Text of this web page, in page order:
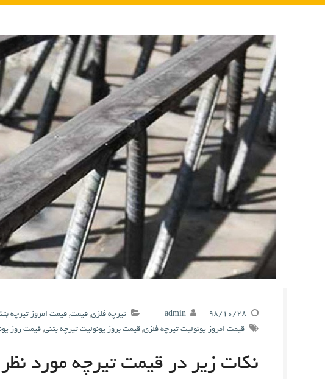
۹۸/۱۰/۲۸ admin تیرچه فلزی,قیمت,قیمت امروز تیرچه
قیمت امروز یونولیت تیرچه فلزی,قیمت بروز یونولیت تیرچه بتنی,قیمت روز
نکات زیر در قیمت تیرچه مورد